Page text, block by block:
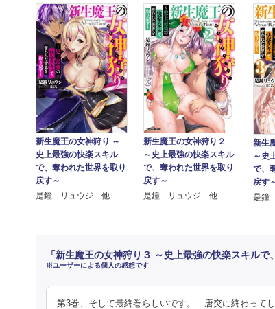
新生魔王の女神狩り ～
史上最強の快楽スキル
で、奪われた世界を取り
戻す～
是鐘 リュウジ 他
新生魔王の女神狩り２
～史上最強の快楽スキル
で、奪われた世界を取り
戻す～
是鐘 リュウジ 他
新生
～史
で、
戻す
是鐘
「新生魔王の女神狩り３ ～史上最強の快楽スキル
※ユーザーによる個人の感想です
第3巻、そして最終巻らしいです。…唐突に終わって